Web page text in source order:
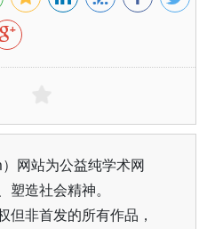
网站为公益纯学术网
造社会精神。
但非首发的所有作品，